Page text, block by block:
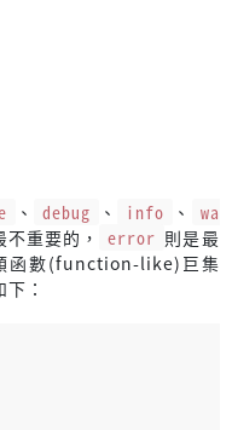
、 debug 、 info 、
wa
不重要的， error 則是最
函數(function-like)巨集
：